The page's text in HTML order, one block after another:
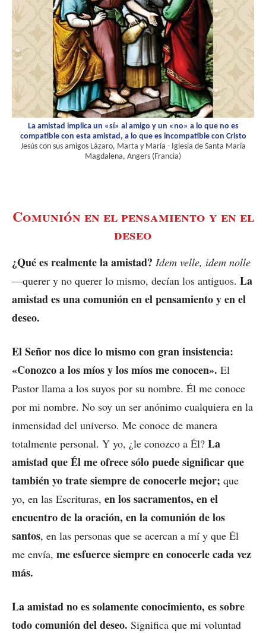
La amistad implica un «sí» al amigo y un «no» a lo que no es
compatible con esta amistad, a lo que es incompatible con Cristo
Jesús con sus amigos Lázaro, Marta y María - Iglesia de Santa María
Magdalena, Angers (Francia)
Comunión en el pensamiento y en el
deseo
¿Qué es realmente la amistad? Idem velle, idem nolle
—querer y no querer lo mismo, decían los antiguos. La
amistad es una comunión en el pensamiento y en el
deseo.
El Señor nos dice lo mismo con gran insistencia:
«Conozco a los míos y los míos me conocen». El
Pastor llama a los suyos por su nombre. Él me conoce
por mi nombre. No soy un ser anónimo cualquiera en la
inmensidad del universo. Me conoce de manera
totalmente personal. Y yo, ¿le conozco a Él? La
amistad que Él me ofrece sólo puede significar que
también yo trate siempre de conocerle mejor; que
yo, en las Escrituras, en los sacramentos, en el
encuentro de la oración, en la comunión de los
santos, en las personas que se acercan a mí y que Él
me envía, me esfuerce siempre en conocerle cada vez
más.
La amistad no es solamente conocimiento, es sobre
todo comunión del deseo. Significa que mi voluntad